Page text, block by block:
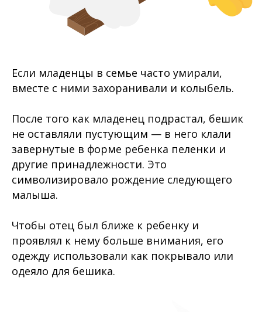
Если младенцы в семье часто умирали,
вместе с ними захоранивали и колыбель.
После того как младенец подрастал, бешик
не оставляли пустующим — в него клали
завернутые в форме ребенка пеленки и
другие принадлежности. Это
символизировало рождение следующего
малыша.
Чтобы отец был ближе к ребенку и
проявлял к нему больше внимания, его
одежду использовали как покрывало или
одеяло для бешика.